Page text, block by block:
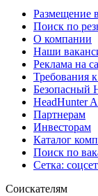
Размещение
Поиск по
О компании
Наши
Реклама на
Требования
Безопасный
HeadHunter
Партнерам
Инвесторам
Каталог
Поиск по
Сетка:
Соискателям